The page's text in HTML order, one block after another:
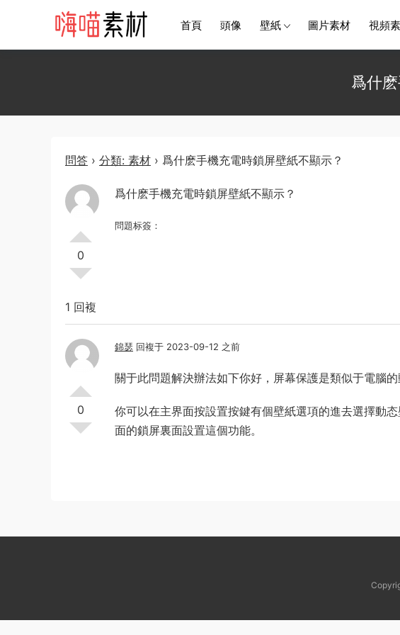
首頁 頭像 壁紙 圖片素材 視頻
爲什
問答 › 分類: 素材 › 爲什麽手機充電時鎖屏壁紙不顯示？
0
爲什麽手機充電時鎖屏壁紙不顯示？
問題标簽：
1 回複
0
錦瑟 回複于 2023-09-12 之前
關于此問題解決辦法如下你好，屏幕保護是類似于電腦
你可以在主界面按設置按鍵有個壁紙選項的進去選擇動
面的鎖屏裏面設置這個功能。